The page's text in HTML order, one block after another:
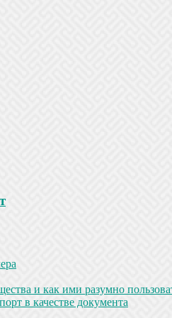
и как ими разумно
в качестве документа